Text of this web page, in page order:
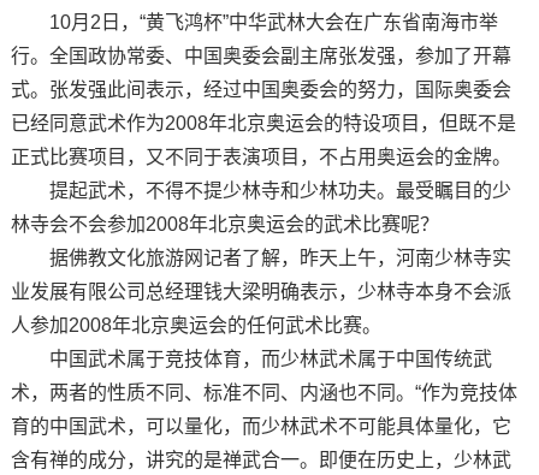
10月2日，“黄飞鸿杯”中华武林大会在广东省南海市举
行。全国政协常委、中国奥委会副主席张发强，参加了开幕
式。张发强此间表示，经过中国奥委会的努力，国际奥委会
已经同意武术作为2008年北京奥运会的特设项目，但既不是
正式比赛项目，又不同于表演项目，不占用奥运会的金牌。
提起武术，不得不提少林寺和少林功夫。最受瞩目的少
林寺会不会参加2008年北京奥运会的武术比赛呢？
据佛教文化旅游网记者了解，昨天上午，河南少林寺实
业发展有限公司总经理钱大梁明确表示，少林寺本身不会派
人参加2008年北京奥运会的任何武术比赛。
中国武术属于竞技体育，而少林武术属于中国传统武
术，两者的性质不同、标准不同、内涵也不同。“作为竞技体
育的中国武术，可以量化，而少林武术不可能具体量化，它
含有禅的成分，讲究的是禅武合一。即便在历史上，少林武